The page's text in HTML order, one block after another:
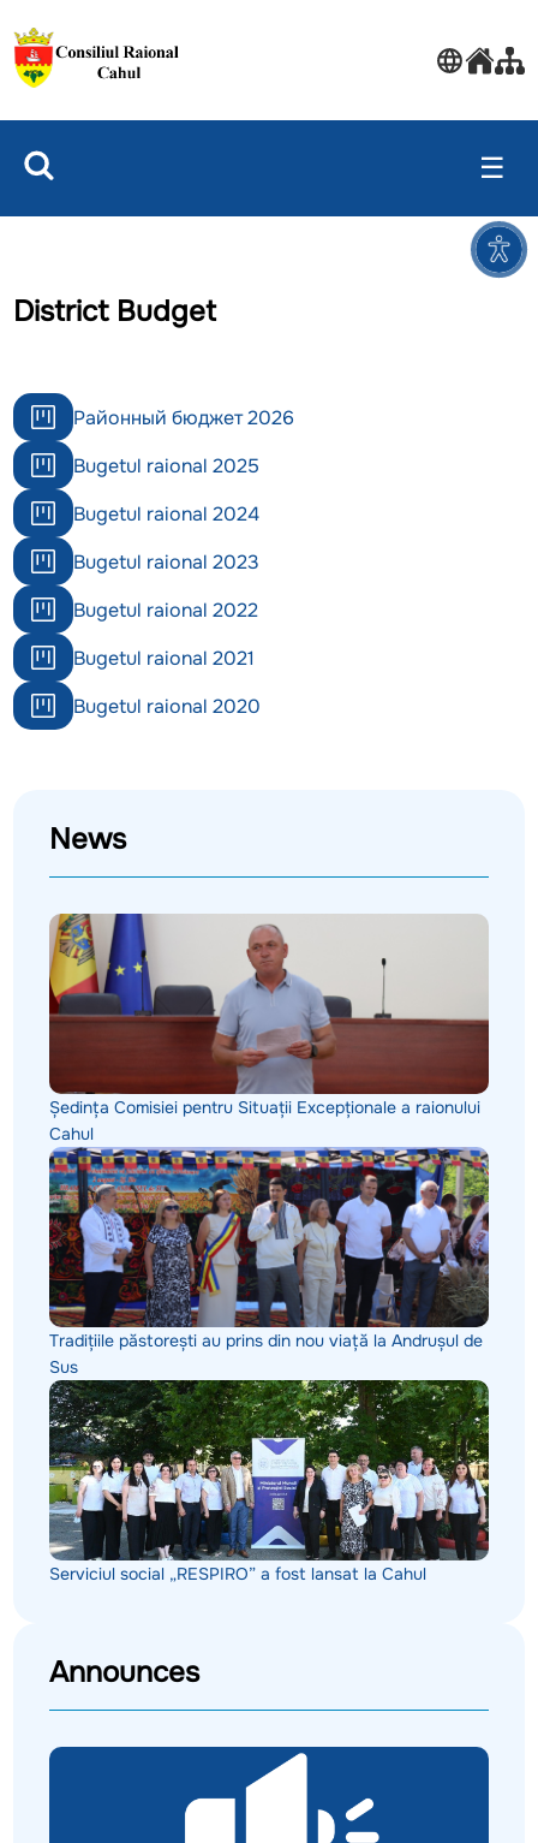
☰
District Budget
Районный бюджет 2026
Bugetul raional 2025
Bugetul raional 2024
Bugetul raional 2023
Bugetul raional 2022
Bugetul raional 2021
Bugetul raional 2020
News
Ședința Comisiei pentru Situații Excepționale a raionului
Cahul
Tradițiile păstorești au prins din nou viață la Andrușul de
Sus
Serviciul social „RESPIRO” a fost lansat la Cahul
Announces